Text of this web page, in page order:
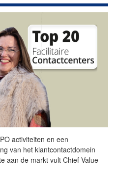
activiteiten en een
van het klantcontactdomein
aan de markt vult Chief Value